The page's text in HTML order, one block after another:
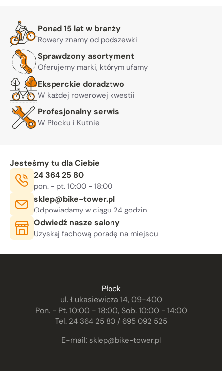
Warto nam zaufać
Ponad 15 lat w branży
Rowery znamy od podszewki
Sprawdzony asortyment
Oferujemy marki, którym ufamy
Eksperckie doradztwo
W każdej rowerowej kwestii
Profesjonalny serwis
W Płocku i Kutnie
Jesteśmy tu dla Ciebie
Telefon:
24 364 25 80
Godziny otwarcia:
pon. - pt. 10:00 - 18:00, sob. 10:00 - 14:00
E-mail:
sklep@bike-tower.pl
Odpowiadamy w ciągu 24 godzin
Odwiedź nasze salony
Uzyskaj fachową poradę na miejscu
Płock
ul. Łukasiewicza 14, 09-400
Pon. - Pt. 10:00 - 18:00, Sob. 10:00 - 14:00
Tel. 24 364 25 80 / 695 092 525
E-mail: sklep@bike-tower.pl